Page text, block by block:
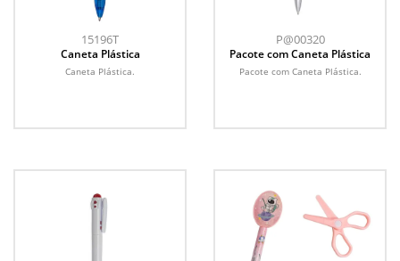
15196T
Caneta Plástica
Caneta Plástica.
P@00320
Pacote com Caneta Plástica
Pacote com Caneta Plástica.